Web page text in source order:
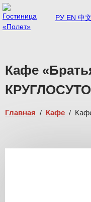
РУ EN 中文
Кафе
Главная / Кафе /